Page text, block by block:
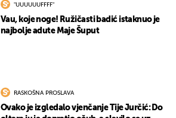
"UUUUUUFFFF"
Vau, koje noge! Ružičasti badić istaknuo je
najbolje adute Maje Šuput
RASKOŠNA PROSLAVA
Ovako je izgledalo vjenčanje Tije Jurčić: Do